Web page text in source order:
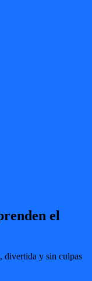
el
divertida y sin culpas